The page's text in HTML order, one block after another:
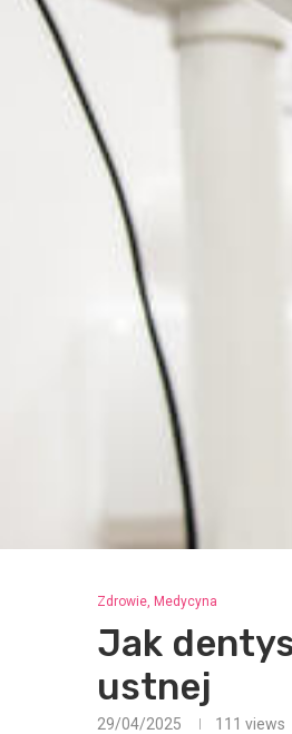
Zdrowie, Medycyna
Jak
ustnej
29/04/2025 111 views